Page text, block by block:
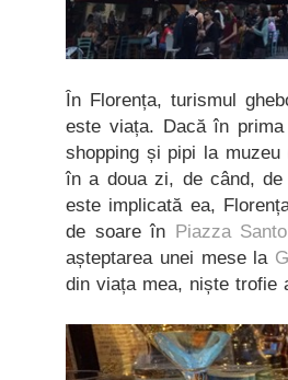
În Florența, turismul
este viața. Dacă în
shopping și pipi la
în a doua zi, de când,
este implicată ea,
de soare în Piazza
așteptarea unei mese la
din viața mea, niște trofie